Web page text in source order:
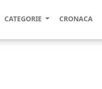
CATEGORIE CRONACA